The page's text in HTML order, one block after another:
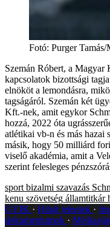
Fotó: Purger
Szemán Róbert, a
kapcsolatok bizottsági
elnököt a lemondásra,
tagságáról. Szemán két
Kft.-nek, amit egykor
hozzá, 2022 óta
atlétikai vb-n és más hazai
másik, hogy 50 milliárd
viselő akadémia, amit a
szerint felesleges
sport bizalmi szavazás
kenu szövetség államtitkár
GYIK
Hibát jelentek
dokumentumok